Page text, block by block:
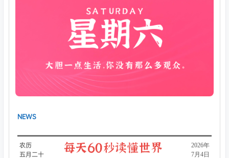
NEWS
​2026年
7月4日
农历
五月二十